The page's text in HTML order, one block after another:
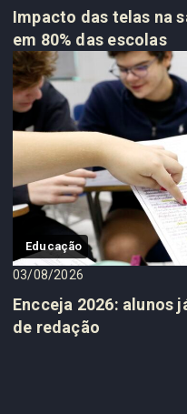
Impacto das telas na
em 80% das escolas
Educação
03/08/2026
Encceja 2026: alunos
de redação